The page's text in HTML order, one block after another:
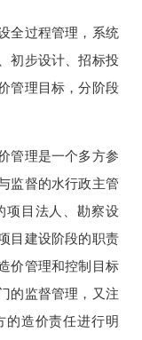
过程管理，系统
初步设计、招标投
管理目标，分阶段
理是一个多方参
监督的水行政主管
项目法人、勘察设
目建设阶段的职责
价管理和控制目标
的监督管理，又注
的造价责任进行明